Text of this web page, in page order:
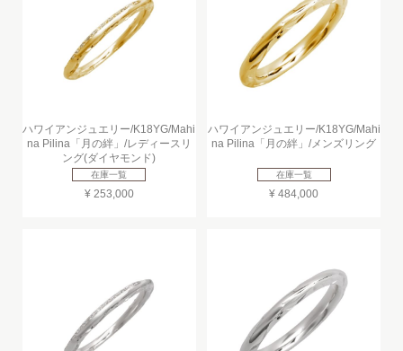
ハワイアンジュエリー/K18YG/Mahi
na Pilina「月の絆」/レディースリ
ング(ダイヤモンド)
在庫一覧
¥ 253,000
ハワイアンジュエリー/K18YG/Mahi
na Pilina「月の絆」/メンズリング
在庫一覧
¥ 484,000